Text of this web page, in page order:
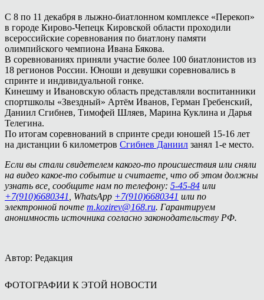
С 8 по 11 декабря в лыжно-биатлонном комплексе «Перекоп»
в городе Кирово-Чепецк Кировской области проходили
всероссийские соревнования по биатлону памяти
олимпийского чемпиона Ивана Бякова.
В соревнованиях приняли участие более 100 биатлонистов из
18 регионов России. Юноши и девушки соревновались в
спринте и индивидуальной гонке.
Кинешму и Ивановскую область представляли воспитанники
спортшколы «Звездный» Артём Иванов, Герман Гребенский,
Даниил Сгибнев, Тимофей Шляев, Марина Куклина и Дарья
Телегина.
По итогам соревнований в спринте среди юношей 15-16 лет
на дистанции 6 километров Сгибнев Даниил занял 1-е место.
Если вы стали свидетелем какого-то происшествия или сняли
на видео какое-то событие и считаете, что об этом должны
узнать все, сообщите нам по телефону: 5-45-84 или
+7(910)6680341
, WhatsApp +7(910)6680341 или по
электронной почте m.kozirev@168.ru. Гарантируем
анонимность источника согласно законодательству РФ.
Автор: Редакция
ФОТОГРАФИИ К ЭТОЙ НОВОСТИ